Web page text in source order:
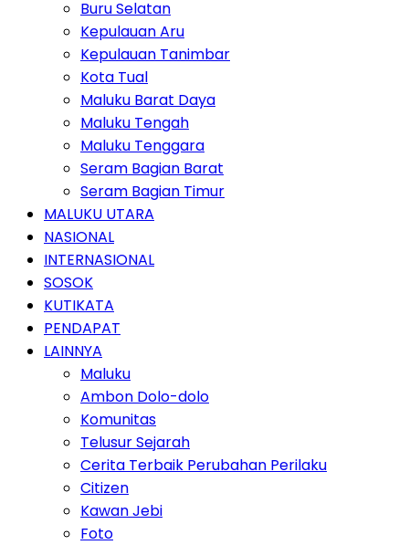
Buru Selatan
Kepulauan Aru
Kepulauan Tanimbar
Kota Tual
Maluku Barat Daya
Maluku Tengah
Maluku Tenggara
Seram Bagian Barat
Seram Bagian Timur
MALUKU UTARA
NASIONAL
INTERNASIONAL
SOSOK
KUTIKATA
PENDAPAT
LAINNYA
Maluku
Ambon Dolo-dolo
Komunitas
Telusur Sejarah
Cerita Terbaik Perubahan Perilaku
Citizen
Kawan Jebi
Foto